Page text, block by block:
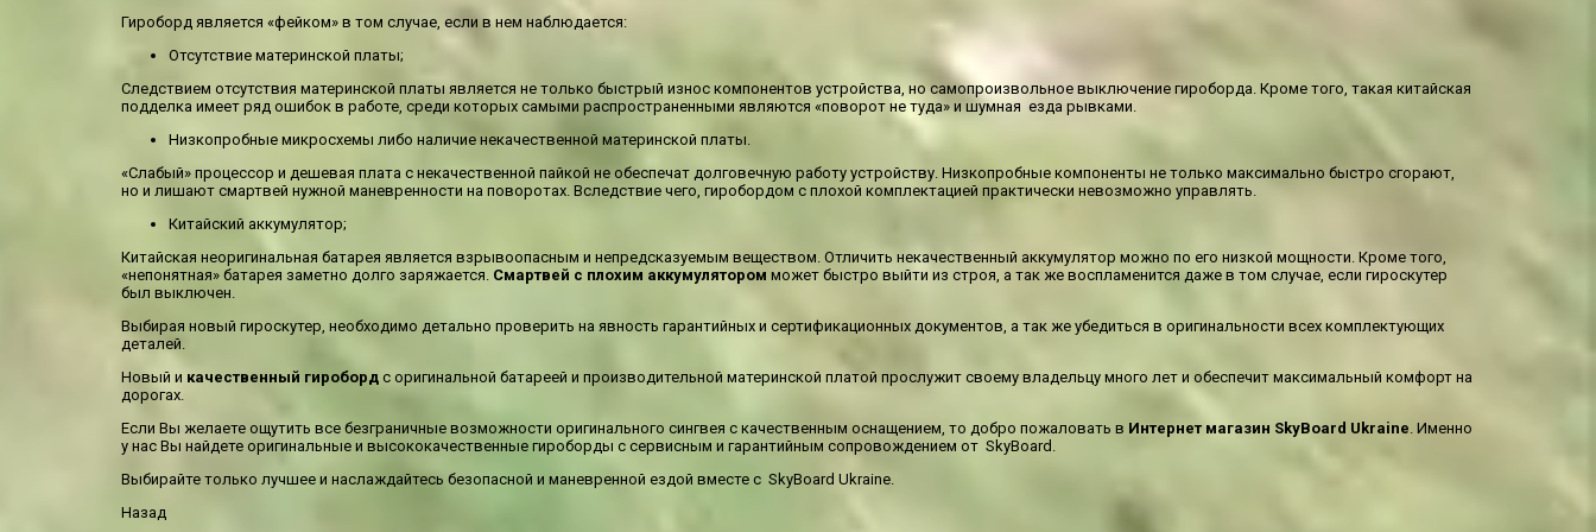
Гироборд является «фейком» в том случае, если в нем наблюдается:
Отсутствие материнской платы;
Следствием отсутствия материнской платы является не только быстрый износ компонентов устройства, но самопроизвольное выключение гироборда. Кроме того, такая китайская
подделка имеет ряд ошибок в работе, среди которых самыми распространенными являются «поворот не туда» и шумная езда рывками.
Низкопробные микросхемы либо наличие некачественной материнской платы.
«Слабый» процессор и дешевая плата с некачественной пайкой не обеспечат долговечную работу устройству. Низкопробные компоненты не только максимально быстро сгорают,
но и лишают смартвей нужной маневренности на поворотах. Вследствие чего, гиробордом с плохой комплектацией практически невозможно управлять.
Китайский аккумулятор;
Китайская неоригинальная батарея является взрывоопасным и непредсказуемым веществом. Отличить некачественный аккумулятор можно по его низкой мощности. Кроме того,
«непонятная» батарея заметно долго заряжается. Смартвей с плохим аккумулятором может быстро выйти из строя, а так же воспламенится даже в том случае, если гироскутер
был выключен.
Выбирая новый гироскутер, необходимо детально проверить на явность гарантийных и сертификационных документов, а так же убедиться в оригинальности всех комплектующих
деталей.
Новый и качественный гироборд с оригинальной батареей и производительной материнской платой прослужит своему владельцу много лет и обеспечит максимальный комфорт на
дорогах.
Если Вы желаете ощутить все безграничные возможности оригинального сингвея с качественным оснащением, то добро пожаловать в Интернет магазин SkyBoard Ukraine. Именно
у нас Вы найдете оригинальные и высококачественные гироборды с сервисным и гарантийным сопровождением от SkyBoard.
Выбирайте только лучшее и наслаждайтесь безопасной и маневренной ездой вместе с SkyBoard Ukraine.
Назад